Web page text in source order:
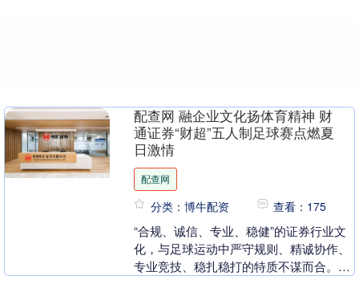
配查网 融企业文化扬体育精神 财
通证券“财超”五人制足球赛点燃夏
日激情
配查网
分类：博牛配资 查看：175
“合规、诚信、专业、稳健”的证券行业文
化，与足球运动中严守规则、精诚协作、
专业竞技、稳扎稳打的特质不谋而合。七